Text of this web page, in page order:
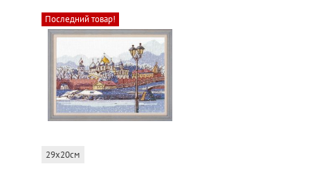
Последний товар!
29x20см